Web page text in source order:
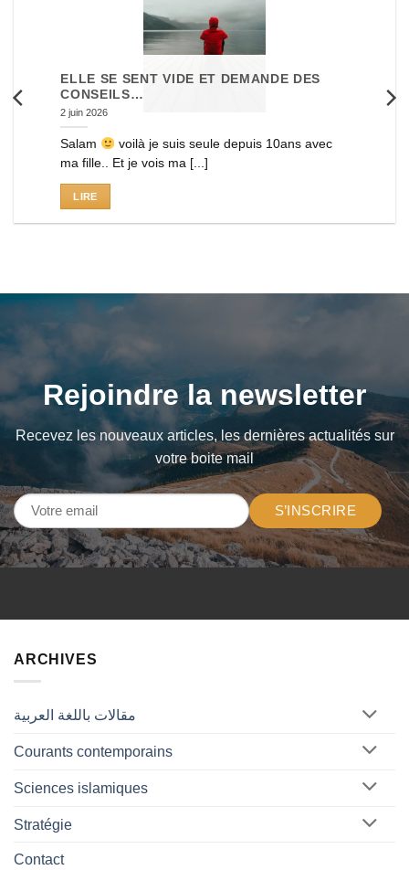
ELLE SE SENT VIDE ET DEMANDE DES
CONSEILS…
2 juin 2026
Salam
voilà je suis seule depuis 10ans avec
ma fille.. Et je vois ma [...]
LIRE
Rejoindre la newsletter
Recevez les nouveaux articles, les dernières actualités sur
votre boite mail
S’INSCRIRE
ARCHIVES
مقالات باللغة العربية
Courants contemporains
Sciences islamiques
Stratégie
Contact